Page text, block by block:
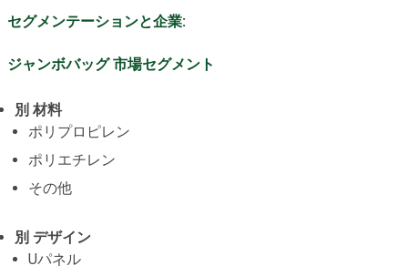
セグメンテーションと企業:
ジャンボバッグ 市場セグメント
別 材料
ポリプロピレン
ポリエチレン
その他
別 デザイン
Uパネル